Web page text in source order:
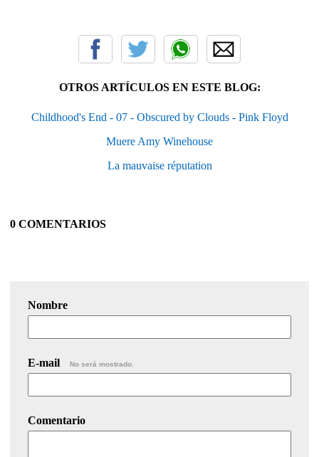
OTROS ARTÍCULOS EN ESTE BLOG:
Childhood's End - 07 - Obscured by Clouds - Pink Floyd
Muere Amy Winehouse
La mauvaise réputation
0 COMENTARIOS
Nombre
E-mail No será mostrado.
Comentario